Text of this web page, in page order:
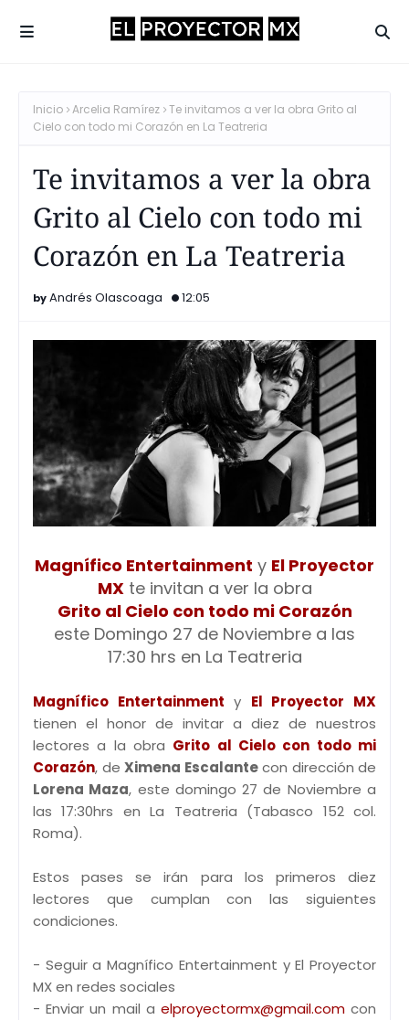
Inicio Arcelia Ramírez Te invitamos a ver la obra Grito al
Cielo con todo mi Corazón en La Teatreria
Te invitamos a ver la obra
Grito al Cielo con todo mi
Corazón en La Teatreria
Andrés Olascoaga 12:05
Magnífico Entertainment y El Proyector
MXte invitan a ver la obra
Grito al Cielo con todo mi Corazón
este Domingo 27 de Noviembre a las
17:30 hrs en La Teatreria
Magnífico Entertainment y El Proyector MX
tienen el honor de invitar a diez de nuestros
lectores a la obra Grito al Cielo con todo mi
Corazón, de Ximena Escalantecon dirección de
Lorena Maza, este domingo 27 de Noviembre a
las 17:30hrs en La Teatreria (Tabasco 152 col.
Roma).
Estos pases se irán para los primeros diez
lectores que cumplan con las siguientes
condiciones.
- Seguir a Magnífico Entertainment y El Proyector
MX en redes sociales
- Enviar un mail a elproyectormx@gmail.comcon